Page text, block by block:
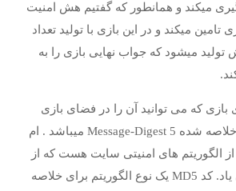
میکند و همانطور که گفتیم هش امنیت
تامین میکند و در این بازی با تولید تعداد
تولید میشود که جواب نهایی بازی را به
که می توانید آن را در فضای بازی
شاهده کنید MD5 که خلاصه شده Message-Digest 5 میباشد . ام
الگوریتم های امنیتی سایت هست که از
تابع هش به دست می یاد. کد MD5 یک نوع الگوریتم برای خلاصه